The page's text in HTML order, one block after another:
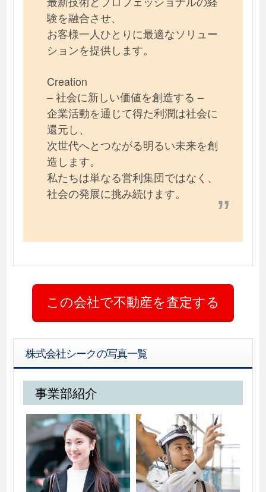
験を融合させ、
お客様一人ひとりに最適なソリュー
ションを提供します。
Creation
– 社会に新しい価値を創造する –
企業活動を通じて得た利潤は社会に
還元し、
次世代へとつながる明るい未来を創
造します。
私たちは単なる営利集団ではなく、
社会の発展に挑み続けます。
株式会社シークの写真一覧
事業部紹介